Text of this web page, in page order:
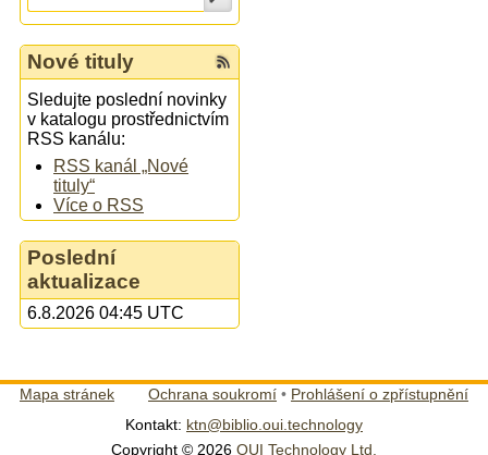
Nové tituly
Sledujte poslední novinky
v katalogu prostřednictvím
RSS kanálu:
RSS kanál „Nové
tituly“
Více o RSS
Poslední
aktualizace
6.8.2026 04:45 UTC
Mapa stránek Ochrana soukromí • Prohlášení o zpřístupnění
Kontakt: ktn@biblio.oui.technology
Copyright © 2026 OUI Technology Ltd.